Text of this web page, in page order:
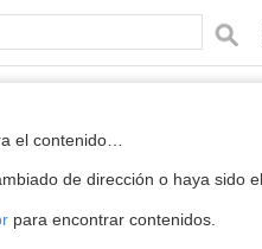
de la Mediateca
el contenido…
de dirección o haya sido
para encontrar contenidos.